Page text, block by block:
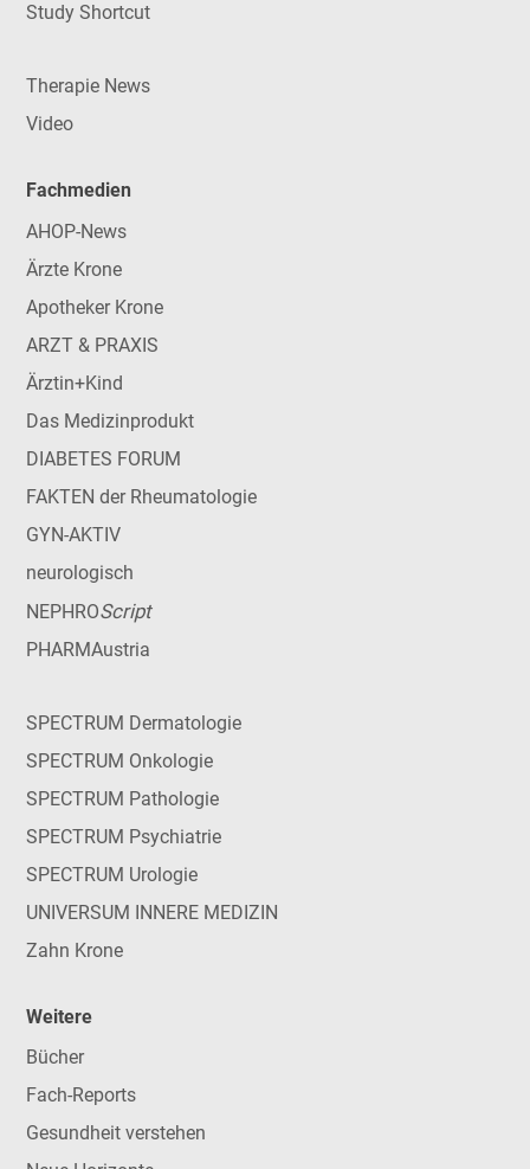
Study Shortcut
Therapie News
Video
Fachmedien
AHOP-News
Ärzte Krone
Apotheker Krone
ARZT & PRAXIS
Ärztin+Kind
Das Medizinprodukt
DIABETES FORUM
FAKTEN der Rheumatologie
GYN-AKTIV
neurologisch
NEPHROScript
PHARMAustria
SPECTRUM Dermatologie
SPECTRUM Onkologie
SPECTRUM Pathologie
SPECTRUM Psychiatrie
SPECTRUM Urologie
UNIVERSUM INNERE MEDIZIN
Zahn Krone
Weitere
Bücher
Fach-Reports
Gesundheit verstehen